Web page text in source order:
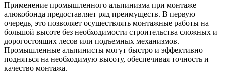
Применение промышленного альпинизма при монтаже
алюкобонда предоставляет ряд преимуществ. В первую
очередь, это позволяет осуществлять монтажные работы на
большой высоте без необходимости строительства сложных и
дорогостоящих лесов или подъемных механизмов.
Промышленные альпинисты могут быстро и эффективно
подняться на необходимую высоту, обеспечивая точность и
качество монтажа.